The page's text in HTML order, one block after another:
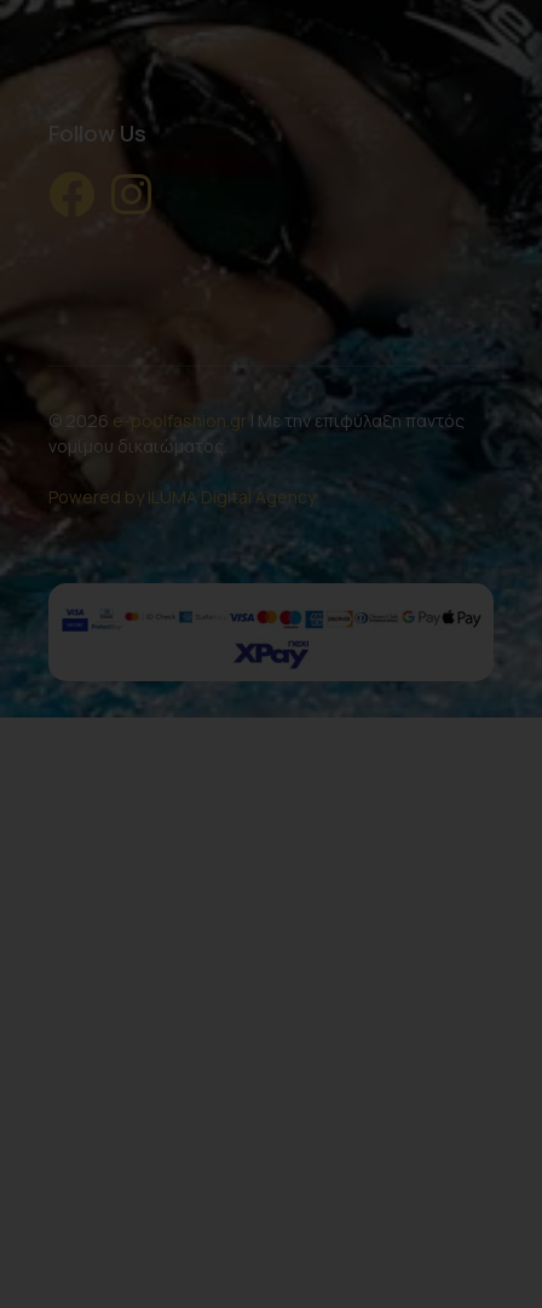
Follow Us
© 2026 e-poolfashion.gr | Με την επιφύλαξη παντός
νομίμου δικαιώματος.
Powered by ILUMA Digital Agency.